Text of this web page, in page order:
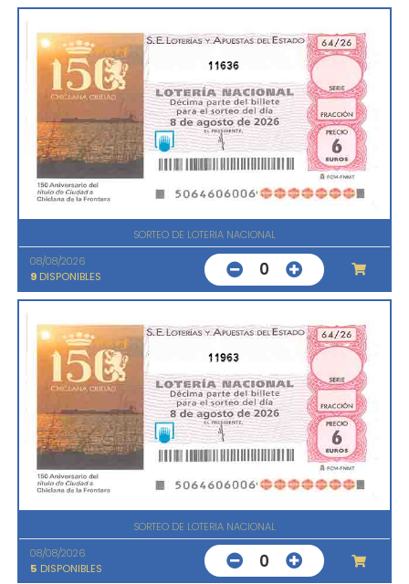
11636
SORTEO DE LOTERIA NACIONAL
08/08/2026
9 DISPONIBLES 0
11963
SORTEO DE LOTERIA NACIONAL
08/08/2026
5 DISPONIBLES 0